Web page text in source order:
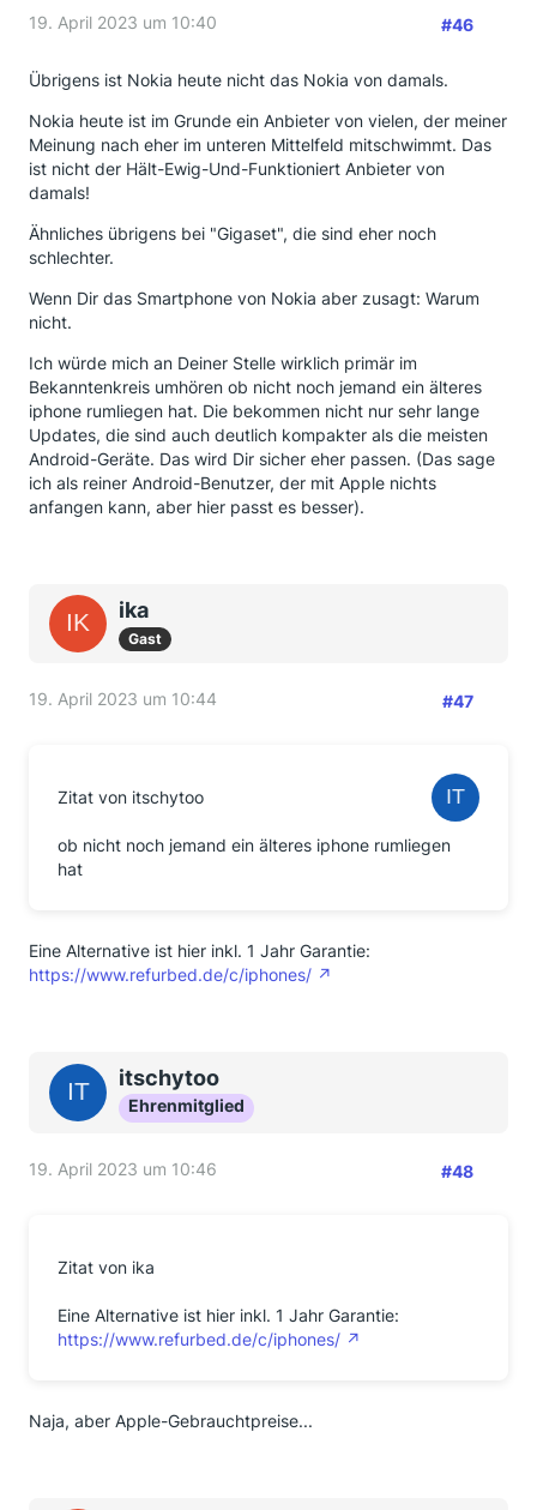
19. April 2023 um 10:40 #46
Übrigens ist Nokia heute nicht das Nokia von damals.
Nokia heute ist im Grunde ein Anbieter von vielen, der meiner
Meinung nach eher im unteren Mittelfeld mitschwimmt. Das
ist nicht der Hält-Ewig-Und-Funktioniert Anbieter von
damals!
Ähnliches übrigens bei "Gigaset", die sind eher noch
schlechter.
Wenn Dir das Smartphone von Nokia aber zusagt: Warum
nicht.
Ich würde mich an Deiner Stelle wirklich primär im
Bekanntenkreis umhören ob nicht noch jemand ein älteres
iphone rumliegen hat. Die bekommen nicht nur sehr lange
Updates, die sind auch deutlich kompakter als die meisten
Android-Geräte. Das wird Dir sicher eher passen. (Das sage
ich als reiner Android-Benutzer, der mit Apple nichts
anfangen kann, aber hier passt es besser).
ika
Gast
19. April 2023 um 10:44 #47
Zitat von itschytoo
ob nicht noch jemand ein älteres iphone rumliegen
hat
Eine Alternative ist hier inkl. 1 Jahr Garantie:
https://www.refurbed.de/c/iphones/
itschytoo
Ehrenmitglied
19. April 2023 um 10:46 #48
Zitat von ika
Eine Alternative ist hier inkl. 1 Jahr Garantie:
https://www.refurbed.de/c/iphones/
Naja, aber Apple-Gebrauchtpreise...